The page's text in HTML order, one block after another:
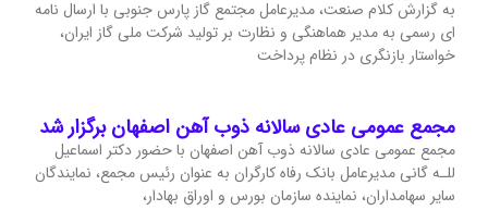
به گزارش کلام صنعت، مدیرعامل مجتمع گاز پارس جنوبی با ارسال نامه
ای رسمی به مدیر هماهنگی و نظارت بر تولید شرکت ملی گاز ایران،
خواستار بازنگری در نظام پرداخت
مجمع عمومی عادی سالانه ذوب آهن اصفهان برگزار شد
مجمع عمومی عادی سالانه ذوب آهن اصفهان با حضور دکتر اسماعیل
للـه گانی مدیرعامل بانک رفاه کارگران به عنوان رئیس مجمع، نمایندگان
سایر سهامداران، نماینده سازمان بورس و اوراق بهادار،